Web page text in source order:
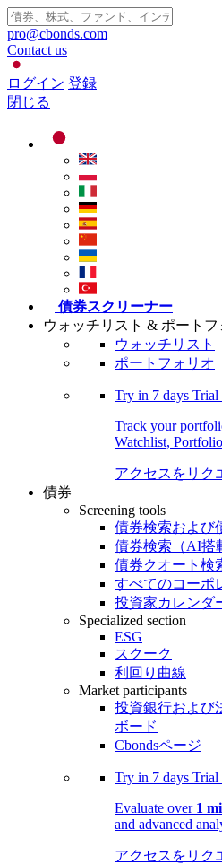
pro@cbonds.com
Contact us
ログイン 登録
閉じる
債券スクリーナー
ウォッチリスト & ポートフ
ウォッチリスト
ポートフォリオ
Try in 7 days Trial
Track your
Watchlist,
アクセスをリク
債券
Screening tools
債券検索および
債券検索（AI搭
債券クオート検
すべてのコーポ
投資家カレンダ
Specialized section
ESG
スクーク
利回り曲線
Market participants
投資銀行および
ボード
Cbondsページ
Try in 7 days Trial
Evaluate over 1
and advanced
アクセスをリク